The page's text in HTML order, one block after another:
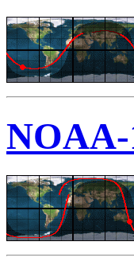
NOAA-